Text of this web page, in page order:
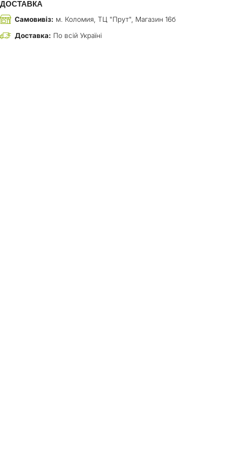
ДОСТАВКА
Самовивіз: м. Коломия, ТЦ "Прут", Магазин 16б
Доставка: По всій Україні